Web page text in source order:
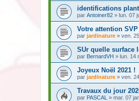
identifications
par Antoiner82 » lun. 07
Votre attention SVP
par jardinature » ven.
SUr quelle surface
par BernardVH » lun. 14
Joyeux Noël 2021 !
par jardinature » ven.
Travaux du jour
par PASCAL » mar. 07